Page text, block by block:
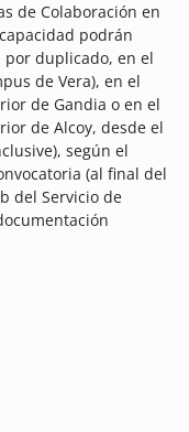
de Colaboración en
podrán
duplicado, en el
de Vera), en el
de Gandia o en el
de Alcoy, desde el
según el
(al final del
del Servicio de